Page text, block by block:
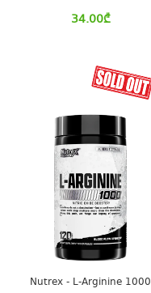
34.00₾
Nutrex - L-Arginine 1000